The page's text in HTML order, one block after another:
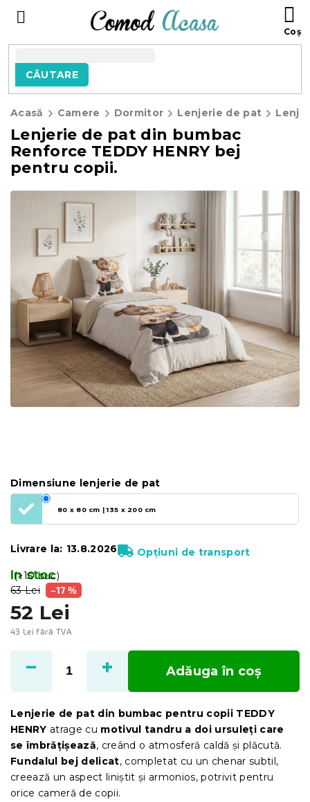
CĂUTARE
Acasă Camere Dormitor Lenjerie de pat
Lenjerie de pat din bumbac
Renforce TEDDY HENRY bej
pentru copii.
63 Lei –17 %
52 Lei
43 Lei fără TVA
preţ:
In stoc
(>10 buc)
Dimensiune lenjerie de pat
80 x 80 cm | 135 x 200 cm
Livrare la: 13.8.2026 Opțiuni de transport
Adăuga în coş
Lenjerie de pat din bumbac pentru copii TEDDY
HENRY atrage cu motivul tandru a doi ursuleți care
se îmbrățișează, creând o atmosferă caldă și plăcută.
Fundalul bej delicat, completat cu un chenar subtil,
creează un aspect liniștit și armonios, potrivit pentru
orice cameră de copii.